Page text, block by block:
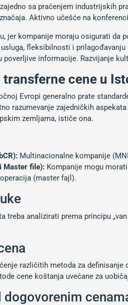
sa praćenjem industrijskih
Aktivno učešće na
jer kompanije moraju osigurati
fleksibilnosti i
informacije. Razvijanje
cene u
Evropi generalno prate
razumevanje zajedničkih
zemljama, ističe ona.
Multinacionalne kompanije
Master file): Kompanije mogu
(master fajl).
treba analizirati prema principu
različitih metoda za
cene koštanja uvećane za